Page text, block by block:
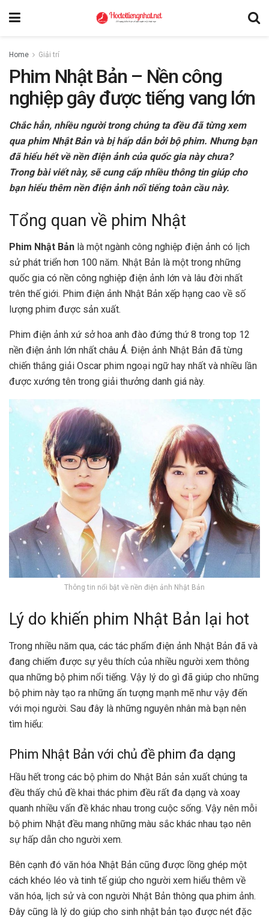
Home Giải trí
Phim Nhật Bản – Nền công
nghiệp gây được tiếng vang lớn
Chắc hẳn, nhiều người trong chúng ta đều đã từng xem
qua phim Nhật Bản và bị hấp dẫn bởi bộ phim. Nhưng bạn
đã hiểu hết về nền điện ảnh của quốc gia này chưa?
Trong bài viết này, sẽ cung cấp nhiều thông tin giúp cho
bạn hiểu thêm nền điện ảnh nổi tiếng toàn cầu này.
Tổng quan về phim Nhật
Phim Nhật Bản là một ngành công nghiệp điện ảnh có lịch
sử phát triển hơn 100 năm. Nhật Bản là một trong những
quốc gia có nền công nghiệp điện ảnh lớn và lâu đời nhất
trên thế giới. Phim điện ảnh Nhật Bản xếp hạng cao về số
lượng phim được sản xuất.
Phim điện ảnh xứ sở hoa anh đào đứng thứ 8 trong top 12
nền điện ảnh lớn nhất châu Á. Điện ảnh Nhật Bản đã từng
chiến thắng giải Oscar phim ngoại ngữ hay nhất và nhiều lần
được xướng tên trong giải thưởng danh giá này.
Thông tin nổi bật về nền điện ảnh Nhật Bản
Lý do khiến phim Nhật Bản lại hot
Trong nhiều năm qua, các tác phẩm điện ảnh Nhật Bản đã và
đang chiếm được sự yêu thích của nhiều người xem thông
qua những bộ phim nổi tiếng. Vậy lý do gì đã giúp cho những
bộ phim này tạo ra những ấn tượng mạnh mẽ như vậy đến
với mọi người. Sau đây là những nguyên nhân mà bạn nên
tìm hiểu:
Phim Nhật Bản với chủ đề phim đa dạng
Hầu hết trong các bộ phim do Nhật Bản sản xuất chúng ta
đều thấy chủ đề khai thác phim đều rất đa dạng và xoay
quanh nhiều vấn đề khác nhau trong cuộc sống. Vậy nên mỗi
bộ phim Nhật đều mang những màu sắc khác nhau tạo nên
sự hấp dẫn cho người xem.
Bên cạnh đó văn hóa Nhật Bản cũng được lồng ghép một
cách khéo léo và tinh tế giúp cho người xem hiểu thêm về
văn hóa, lịch sử và con người Nhật Bản thông qua phim ảnh.
Đây cũng là lý do giúp cho sinh nhật bản tạo được nét đặc